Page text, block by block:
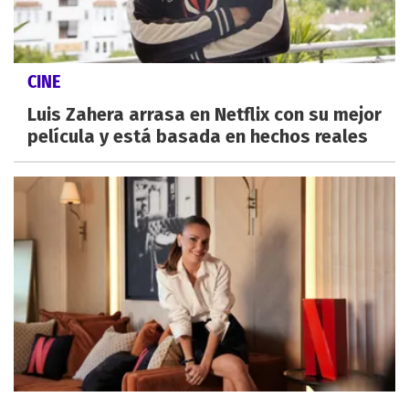
CINE
Luis Zahera arrasa en Netflix con su mejor
película y está basada en hechos reales